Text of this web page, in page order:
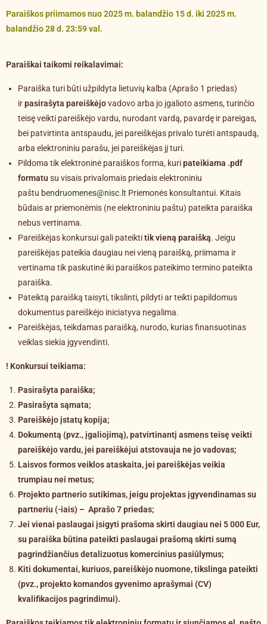
Paraiškos priimamos nuo 2025 m. balandžio 15 d. iki 2025 m.
balandžio 28 d. 23:59 val.
Paraiškai taikomi reikalavimai:
Paraiška turi būti užpildyta lietuvių kalba (Aprašo 1 priedas)
irpasirašyta pareiškėjovadovo arba jo įgalioto asmens, turinčio
teisę veikti pareiškėjo vardu, nurodant vardą, pavardę ir pareigas,
bei patvirtinta antspaudu, jei pareiškėjas privalo turėti antspaudą,
arba elektroniniu parašu, jei pareiškėjas jį turi.
Pildoma tik elektroninė paraiškos forma, kuripateikiama .pdf
formatu su visais privalomais priedais elektroniniu
paštu bendruomenes@nisc.lt Priemonės konsultantui. Kitais
būdais ar priemonėmis (ne elektroniniu paštu) pateikta paraiška
nebus vertinama.
Pareiškėjas konkursui gali pateiktitik vieną paraišką. Jeigu
pareiškėjas pateikia daugiau nei vieną paraišką, priimama ir
vertinama tik paskutinė iki paraiškos pateikimo termino pateikta
paraiška.
Pateiktą paraišką taisyti, tikslinti, pildyti ar teikti papildomus
dokumentus pareiškėjo iniciatyva negalima.
Pareiškėjas, teikdamas paraišką, nurodo, kurias finansuotinas
veiklas siekia įgyvendinti.
! Konkursui teikiama:
Pasirašyta paraiška;
Pasirašyta sąmata;
Pareiškėjo įstatų kopija;
Dokumentą (pvz., įgaliojimą), patvirtinantį asmens teisę veikti
pareiškėjo vardu, jei pareiškėjui atstovauja ne jo vadovas;
Laisvos formos veiklos ataskaita, jei pareiškėjas veikia
trumpiau nei metus;
Projekto partnerio sutikimas, jeigu projektas įgyvendinamas su
partneriu (-iais) – Aprašo 7 priedas;
Jei vienai paslaugai įsigyti prašoma skirti daugiau nei 5 000 Eur,
su paraiška būtina pateikti paslaugai prašomą skirti sumą
pagrindžiančius detalizuotus komercinius pasiūlymus;
Kiti dokumentai, kuriuos, pareiškėjo nuomone, tikslinga pateikti
(pvz., projekto komandos gyvenimo aprašymai (CV)
kvalifikacijos pagrindimui).